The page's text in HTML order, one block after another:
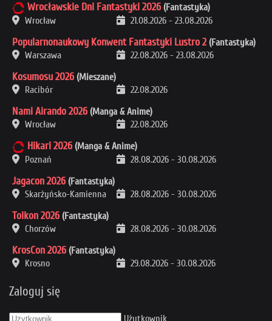
Wrocławskie Dni Fantastyki 2026 (Fantastyka)
Wrocław
21.08.2026 - 23.08.2026
Popularnonaukowy Konwent Fantastyki Lustro 2 (Fantastyka)
Warszawa
22.08.2026 - 23.08.2026
Kosumosu 2026 (Mieszane)
Racibór
22.08.2026
Nami Airando 2026 (Manga & Anime)
Wrocław
22.08.2026
Hikari 2026 (Manga & Anime)
Poznań
28.08.2026 - 30.08.2026
Jagacon 2026 (Fantastyka)
Skarżyńsko-Kamienna
28.08.2026 - 30.08.2026
Tolkon 2026 (Fantastyka)
Chorzów
28.08.2026 - 30.08.2026
KrosCon 2026 (Fantastyka)
Krosno
29.08.2026 - 30.08.2026
Zaloguj się
Użytkownik